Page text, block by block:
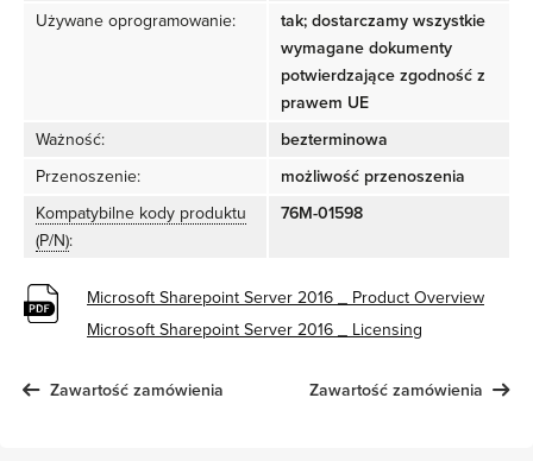
Używane oprogramowanie:
tak; dostarczamy wszystkie
wymagane dokumenty
potwierdzające zgodność z
prawem UE
Ważność:
bezterminowa
Przenoszenie:
możliwość przenoszenia
Kompatybilne kody produktu
(P/N):
76M-01598
Microsoft Sharepoint Server 2016 _ Product Overview
Microsoft Sharepoint Server 2016 _ Licensing
Zawartość zamówienia Zawartość zamówienia